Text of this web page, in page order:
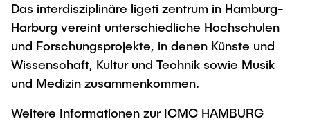
Das interdisziplinäre ligeti zentrum in Hamburg-
Harburg vereint unterschiedliche Hochschulen
und Forschungsprojekte, in denen Künste und
Wissenschaft, Kultur und Technik sowie Musik
und Medizin zusammenkommen.
Weitere Informationen zur ICMC HAMBURG